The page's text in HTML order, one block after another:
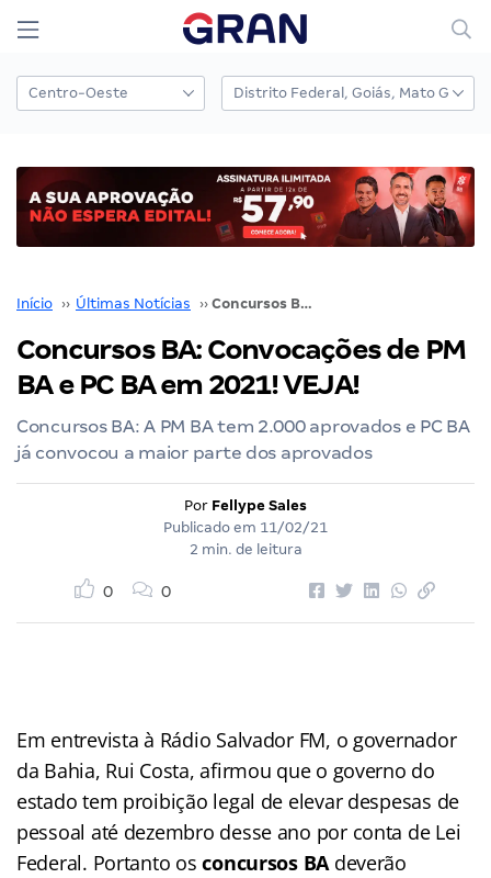
Início ›› Últimas Notícias ›› Concursos BA: Convocações de PM BA e PC BA em 2021! VEJA!
Concursos BA: Convocações de PM
BA e PC BA em 2021! VEJA!
Concursos BA: A PM BA tem 2.000 aprovados e PC BA
já convocou a maior parte dos aprovados
Por Fellype Sales
Publicado em 11/02/21
2 min. de leitura
0 0
Em entrevista à Rádio Salvador FM, o governador
da Bahia, Rui Costa, afirmou que o governo do
estado tem proibição legal de elevar despesas de
pessoal até dezembro desse ano por conta de Lei
Federal. Portanto osconcursos BAdeverão